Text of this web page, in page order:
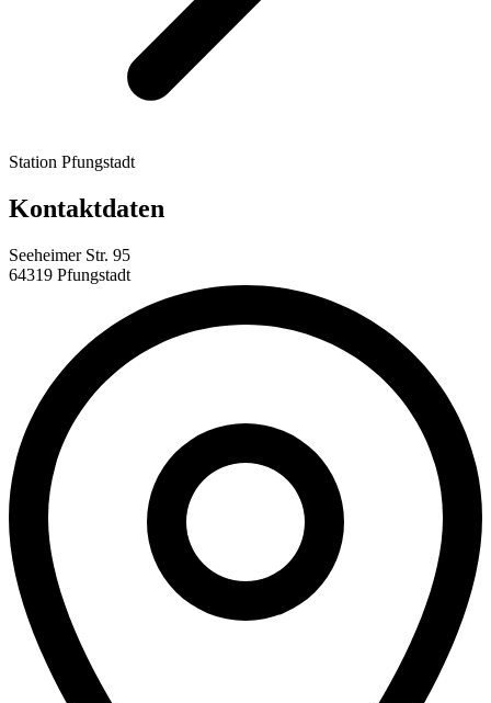
Station Pfungstadt
Kontaktdaten
Seeheimer Str. 95
64319 Pfungstadt